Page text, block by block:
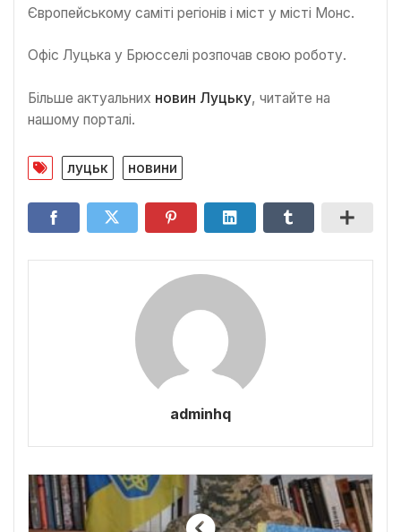
Європейському саміті регіонів і міст у місті Монс.
Офіс Луцька у Брюсселі розпочав свою роботу.
Більше актуальних новин Луцьку, читайте на
нашому порталі.
луцьк новини
adminhq